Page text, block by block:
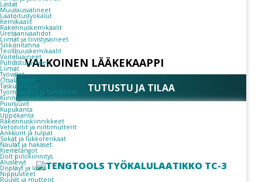
Lastat
Muurausvälineet
Laatoitustyökalut
Kemikaalit
Rakennuskemikaalit
Uretaanivaahdot
Liimat ja tiivistysaineet
Silikonitahna
Teollisuuskemikaalit
Voiteluaineet
Puhdistusaineet
Liimat
Työvalot
Otsalamput
Taskulamput
Työmaavalot ja tarvikkeet
Kiinnitys­tarvikkeet
Puuruuvit
Kupukanta
Uppokanta
Rakennuskiinnikkeet
Vetoniitit ja niittimutterit
Ankkurit ja tulpat
Sokat ja lukkorenkaat
Naulat ja hakaset
Kierretangot
Dolt piilokiinnitys
Aluslevyt
Displayt ja lavat
Nippusiteet
Ruuvit ja mutterit
VALKOINEN LÄÄKEKAAPPI
TUTUSTU JA TILAA